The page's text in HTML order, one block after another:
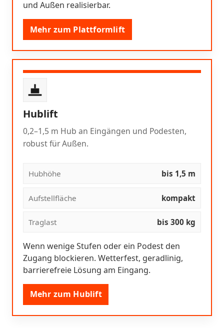
und Außen realisierbar.
Mehr zum Plattformlift
Hublift
0,2–1,5 m Hub an Eingängen und Podesten,
robust für Außen.
Hubhöhe bis 1,5 m
Aufstellfläche kompakt
Traglast bis 300 kg
Wenn wenige Stufen oder ein Podest den
Zugang blockieren. Wetterfest, geradlinig,
barrierefreie Lösung am Eingang.
Mehr zum Hublift